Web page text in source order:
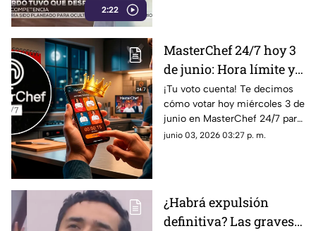
2:22
MasterChef 24/7 hoy 3
de junio: Hora límite y
cómo votar por el tercer
capitán
¡Tu voto cuenta! Te decimos
cómo votar hoy miércoles 3 de
junio en MasterChef 24/7 para
elegir al tercer capitán y la
junio 03, 2026 03:27 p. m.
¿Habrá expulsión
definitiva? Las graves